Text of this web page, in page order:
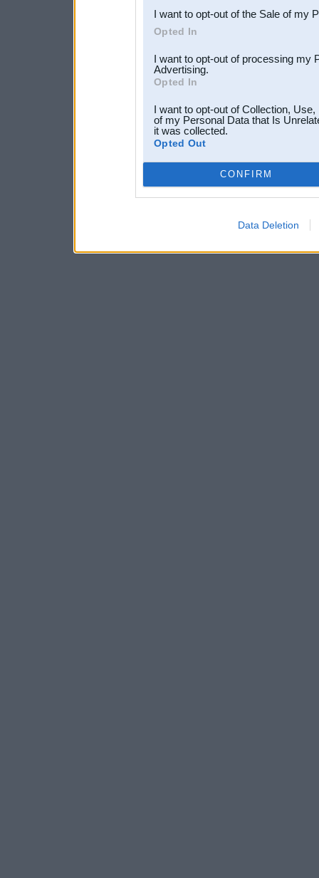
I want to opt-out of the Sale of my
Opted In
I want to opt-out of processing my
Advertising.
Opted In
I want to opt-out of Collection,
of my Personal Data that Is
it was collected.
Opted Out
CONFIRM
Data Deletion